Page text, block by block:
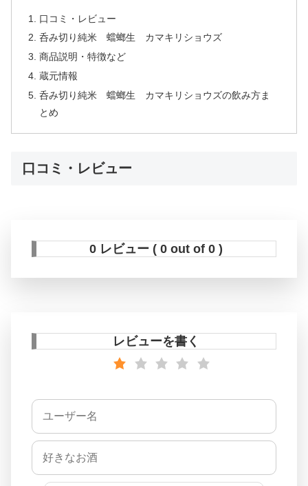
口コミ・レビュー
呑み切り純米 蟷螂生 カマキリショウズ
商品説明・特徴など
蔵元情報
呑み切り純米 蟷螂生 カマキリショウズの飲み方ま
とめ
口コミ・レビュー
0 レビュー ( 0 out of 0 )
レビューを書く